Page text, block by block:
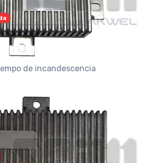
de incandescencia